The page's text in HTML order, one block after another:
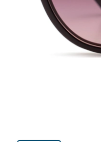
44 mm
Glashoogte